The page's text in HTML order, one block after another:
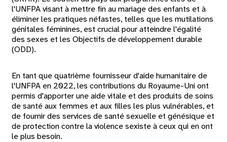
l'UNFPA visant à mettre fin au mariage des enfants et à
éliminer les pratiques néfastes, telles que les mutilations
génitales féminines, est crucial pour atteindre l'égalité
des sexes et les Objectifs de développement durable
(ODD).
En tant que quatrième fournisseur d'aide humanitaire de
l'UNFPA en 2022, les contributions du Royaume-Uni ont
permis d'apporter une aide vitale et des produits de soins
de santé aux femmes et aux filles les plus vulnérables, et
de fournir des services de santé sexuelle et génésique et
de protection contre la violence sexiste à ceux qui en ont
le plus besoin.